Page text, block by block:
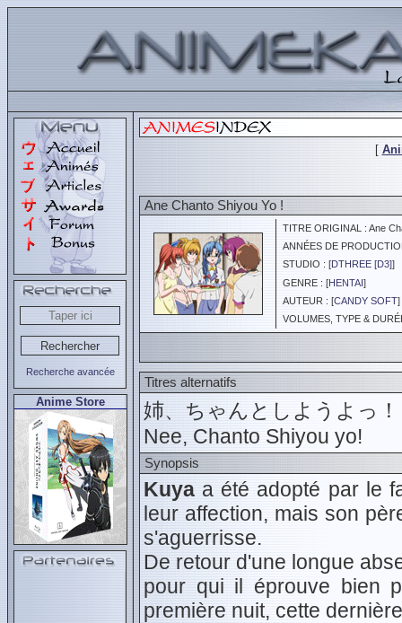
Recherche avancée
Anime Store
[
Ane Chanto Shiyou Yo !
TITRE ORIGINAL : Ane
ANNÉES DE
STUDIO : [DTHREE [D3]]
GENRE : [HENTAI]
AUTEUR : [CANDY SOFT]
VOLUMES, TYPE &
Titres alternatifs
姉、ちゃんとしようよっ！
Nee, Chanto Shiyou yo!
Synopsis
Kuya a été adopté par le
leur affection, mais son
s'aguerrisse.
De retour d'une longue
pour qui il éprouve bien
première nuit, cette